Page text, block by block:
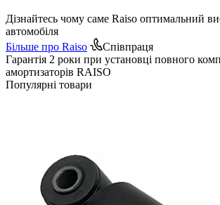
Дізнайтесь чому саме Raiso оптимальний
автомобіля
Більше про Raiso
Співпраця
Гарантія 2 роки при установці повного
амортизаторів RAISO
Популярні товари